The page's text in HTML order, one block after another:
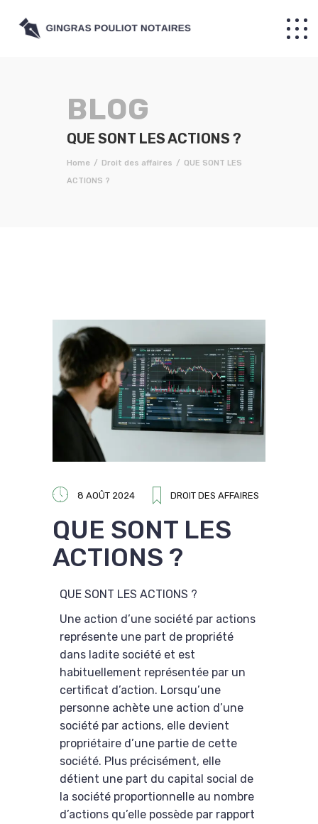
QUE SONT LES ACTIONS ?
Home Droit des affaires
QUE SONT LES
ACTIONS ?
8 AOÛT 2024 DROIT DES AFFAIRES
QUE SONT LES
ACTIONS ?
QUE SONT LES ACTIONS ?
Une action d’une société par actions
représente une part de propriété
dans ladite société et est
habituellement représentée par un
certificat d’action. Lorsqu’une
personne achète une action d’une
société par actions, elle devient
propriétaire d’une partie de cette
société. Plus précisément, elle
détient une part du capital social de
la société proportionnelle au nombre
d’actions qu’elle possède par rapport